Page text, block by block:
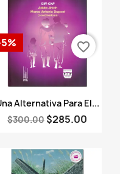
Vista rápida
Alternativa Para El...
$300.00 $285.00
favorite_border